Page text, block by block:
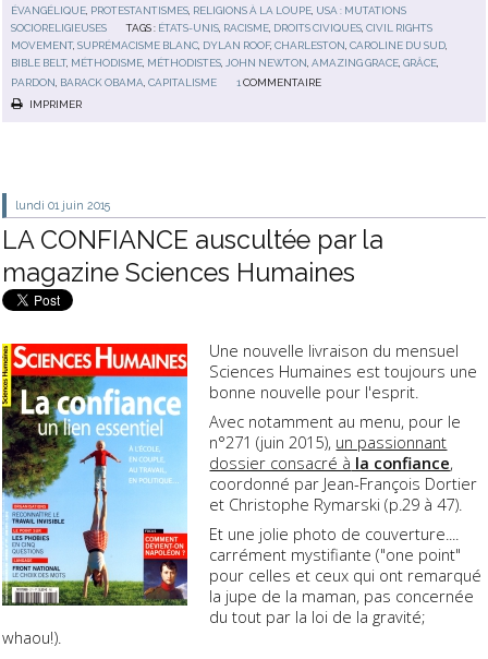
ÉVANGÉLIQUE PROTESTANTISMES RELIGIONS À LA LOUPE USA : MUTATIONS
SOCIORELIGIEUSES
TAGS : ÉTATS-UNIS RACISME DROITS CIVIQUES ,CIVIL RIGHTS
MOVEMENT,SUPRÉMACISME BLANC DYLAN ROOF,CHARLESTON ,CAROLINE DU SUD
BIBLE BELT, MÉTHODISME MÉTHODISTES JOHN NEWTON ,AMAZING GRACE ,GRÂCE
PARDON BARACK OBAMA ,CAPITALISME 1 COMMENTAIRE
IMPRIMER
lundi 01 juin 2015
LA CONFIANCE auscultée par la
magazine Sciences Humaines
Une nouvelle livraison du mensuel
Sciences Humaines est toujours une
bonne nouvelle pour l'esprit.
Avec notamment au menu, pour le
n°271 (juin 2015), un passionnant
dossier consacré à la confiance,
coordonné par Jean-François Dortier
et Christophe Rymarski (p.29 à 47).
Et une jolie photo de couverture....
carrément mystifiante ("one point"
pour celles et ceux qui ont remarqué
la jupe de la maman, pas concernée
du tout par la loi de la gravité;
whaou!).